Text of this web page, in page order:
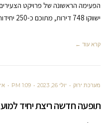
הפעימה הראשונה של פרויקט
ישווקו 748 דירות, מתוכם כ-250 יחידות דיור לתושבי כפר
קרא עוד ←
מערכת ירוק יולי 26, 2023 1:09 PM
תופעה חדשה ריצת יחיד